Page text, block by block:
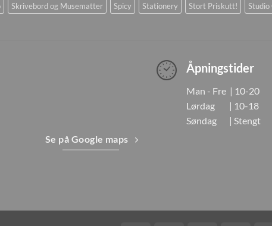
Skrivebord og Musematter Spicy Stationery Stort Priskutt! Studio
Se på Google maps
Åpningstider
Man - Fre | 10-20
Lørdag | 10-18
Søndag | Stengt